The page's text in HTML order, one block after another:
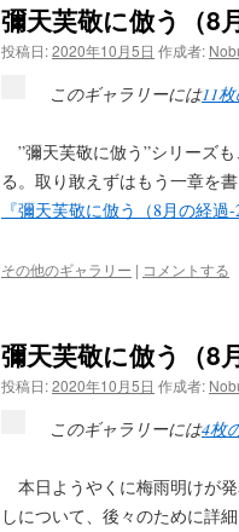
彌天芙敬に倣う（8
投稿日:2020年10月5日 作成者:
このギャラリーには11
”彌天芙敬に倣う”シリーズ
る。取り敢えずはもう一章を書
『彌天芙敬に倣う（8月の経
その他のギャラリー | コメントする
彌天芙敬に倣う（8
投稿日:2020年10月5日 作成者:
このギャラリーには4枚
本日ようやくに梅雨明けが
しについて、後々のために詳細